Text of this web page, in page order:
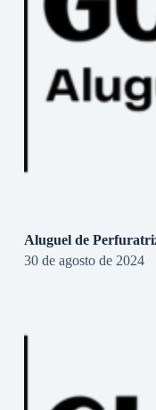
Aluguel de
30 de agosto de 2024